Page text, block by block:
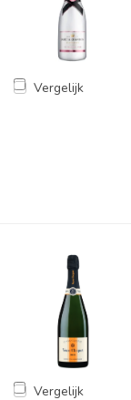
Vergelijk
Vergelijk